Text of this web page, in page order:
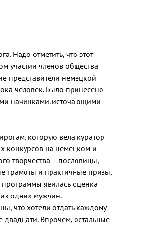
Надо отметить, что этот
участии членов общества
представители немецкой
человек. Было принесено
начинками. источающими
которую вела куратор
конкурсов на немецком и
творчества – пословицы,
грамоты и практичные призы,
явилась оценка
одних мужчин.
что хотели отдать каждому
двадцати. Впрочем, остальные